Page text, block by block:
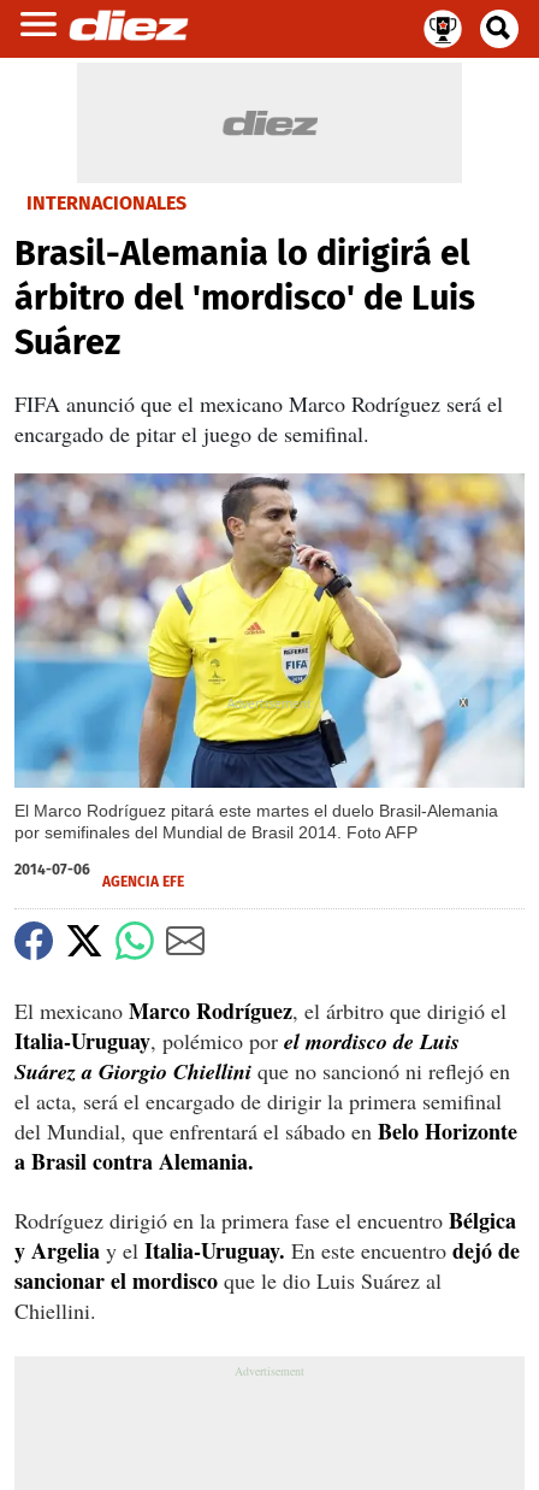
INTERNACIONALES
Brasil-Alemania lo dirigirá el
árbitro del 'mordisco' de Luis
Suárez
FIFA anunció que el mexicano Marco Rodríguez será el
encargado de pitar el juego de semifinal.
El Marco Rodríguez pitará este martes el duelo Brasil-Alemania
por semifinales del Mundial de Brasil 2014. Foto AFP
X
2014-07-06
AGENCIA EFE
El mexicano Marco Rodríguez, el árbitro que dirigió el
Italia-Uruguay, polémico por el mordisco de Luis
Suárez a Giorgio Chiellini que no sancionó ni reflejó en
el acta, será el encargado de dirigir la primera semifinal
del Mundial, que enfrentará el sábado en Belo Horizonte
a Brasil contra Alemania.
Rodríguez dirigió en la primera fase el encuentro Bélgica
y Argelia y el Italia-Uruguay. En este encuentro dejó de
sancionar el mordisco que le dio Luis Suárez al
Chiellini.